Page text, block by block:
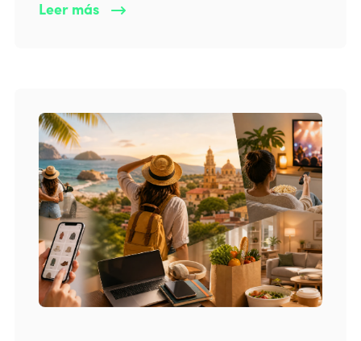
Leer más